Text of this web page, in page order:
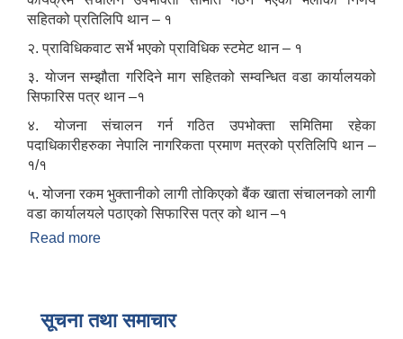
सहितको प्रतिलिपि थान – १
२. प्राविधिकवाट सर्भे भएकाे प्राविधिक स्टमेट थान – १
३. याेजन सम्झौता गरिदिने माग सहितको सम्वन्धित वडा कार्यालयको
सिफारिस पत्र थान –१
४. योजना संचालन गर्न गठित उपभोक्ता समितिमा रहेका
पदाधिकारीहरुका नेपालि नागरिकता प्रमाण मत्रको प्रतिलिपि थान –
१/१
५. योजना रकम भुक्तानीको लागी तोकिएको बैंक खाता संचालनको लागी
वडा कार्यालयले पठाएको सिफारिस पत्र को थान –१
Read more
सूचना तथा समाचार